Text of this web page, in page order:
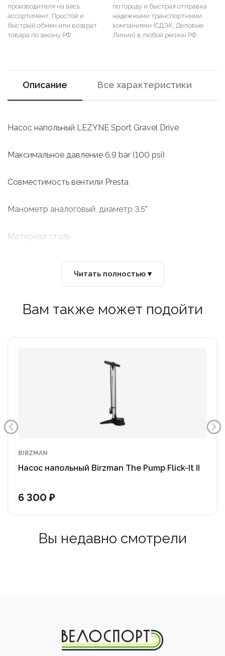
производителя на весь
ассортимент. Простой и
быстрый обмен или возврат
товара по закону РФ.
по городу и быстрая отправка
надежными транспортными
компаниями (СДЭК, Деловые
Линии) в любой регион РФ.
Описание Все характеристики
Насос напольный LEZYNE Sport Gravel Drive
Максимальное давление 6.9 bar (100 psi)
Совместимость вентили Presta
Манометр аналоговый, диаметр 3.5"
Материал сталь
Читать полностью ▾
Вам также может подойти
BIRZMAN
Насос напольный Birzman The Pump Flick-It II
6 300 ₽
Вы недавно смотрели